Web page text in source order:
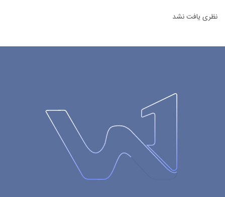
نظری یافت نشد